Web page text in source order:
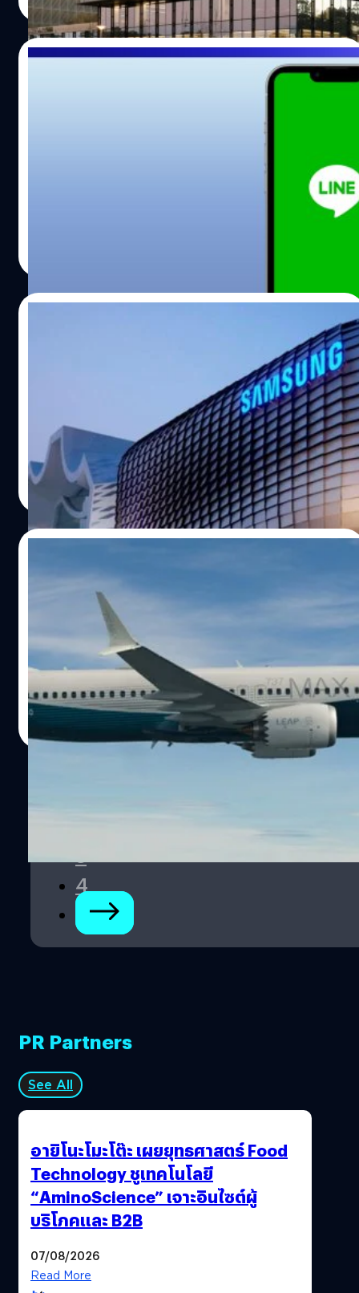
27/11/2023
ข้อมูลผู้ใช้ LINE กว่า 300,000 รายการรั่ว
รั่ว เนื่องจากการเจาะเข้าไปยังเซิร์ฟเวอร์ ในจำนวนนี้ 300,000
Samsung ยอมรับว่าข้อมูลลูกค้าร้านค้า
Samsung ออกมายอมรับว่าถูกแฮกเกอร์เข้าเจาะข้อมูลของ
ลูกค้าในสหราชอาณาจักรเมื่อ 3 ปีที่แล้ว
จตุรวิทย์ เครือวาณิชกิจ| 993 days ago
Read More
LockBit ปล่อยข้อมูลที่อ้างว่าขโมยมาจาก
Boeing บนโลกออนไลน์
LockBit กลุ่มแฮกเกอร์ชื่อดังปล่อยข้อมูลภายในของ Boeing
หลังมีรายงานว่าบริษัทดังกล่าวถูกแฮกด้วยมัลแวร์เรียกค่าไถ่
จตุรวิทย์ เครือวาณิชกิจ| 999 days ago
Read More
3
4
PR Partners
See All
อายิโนะโมะโต๊ะ เผยยุทธศาสตร์ Food
Technology ชูเทคโนโลยี
“AminoScience” เจาะอินไซต์ผู้
บริโภคและ B2B
07/08/2026
Read More